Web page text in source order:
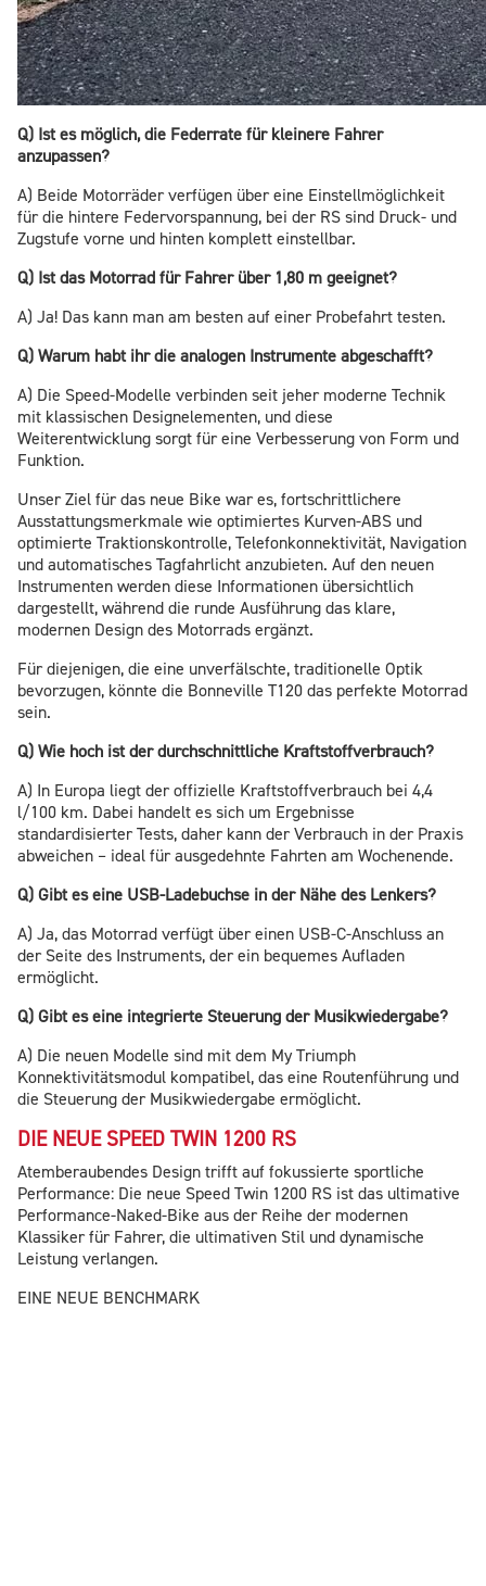
Q) Ist es möglich, die Federrate für kleinere Fahrer
anzupassen?
A) Beide Motorräder verfügen über eine Einstellmöglichkeit
für die hintere Federvorspannung, bei der RS sind Druck- und
Zugstufe vorne und hinten komplett einstellbar.
Q) Ist das Motorrad für Fahrer über 1,80 m geeignet?
A) Ja! Das kann man am besten auf einer Probefahrt testen.
Q) Warum habt ihr die analogen Instrumente abgeschafft?
A) Die Speed-Modelle verbinden seit jeher moderne Technik
mit klassischen Designelementen, und diese
Weiterentwicklung sorgt für eine Verbesserung von Form und
Funktion.
Unser Ziel für das neue Bike war es, fortschrittlichere
Ausstattungsmerkmale wie optimiertes Kurven-ABS und
optimierte Traktionskontrolle, Telefonkonnektivität, Navigation
und automatisches Tagfahrlicht anzubieten. Auf den neuen
Instrumenten werden diese Informationen übersichtlich
dargestellt, während die runde Ausführung das klare,
modernen Design des Motorrads ergänzt.
Für diejenigen, die eine unverfälschte, traditionelle Optik
bevorzugen, könnte die Bonneville T120 das perfekte Motorrad
sein.
Q) Wie hoch ist der durchschnittliche Kraftstoffverbrauch?
A) In Europa liegt der offizielle Kraftstoffverbrauch bei 4,4
l/100 km. Dabei handelt es sich um Ergebnisse
standardisierter Tests, daher kann der Verbrauch in der Praxis
abweichen – ideal für ausgedehnte Fahrten am Wochenende.
Q) Gibt es eine USB-Ladebuchse in der Nähe des Lenkers?
A) Ja, das Motorrad verfügt über einen USB-C-Anschluss an
der Seite des Instruments, der ein bequemes Aufladen
ermöglicht.
Q) Gibt es eine integrierte Steuerung der Musikwiedergabe?
A) Die neuen Modelle sind mit dem My Triumph
Konnektivitätsmodul kompatibel, das eine Routenführung und
die Steuerung der Musikwiedergabe ermöglicht.
DIE NEUE SPEED TWIN 1200 RS
Atemberaubendes Design trifft auf fokussierte sportliche
Performance: Die neue Speed Twin 1200 RS ist das ultimative
Performance-Naked-Bike aus der Reihe der modernen
Klassiker für Fahrer, die ultimativen Stil und dynamische
Leistung verlangen.
EINE NEUE BENCHMARK